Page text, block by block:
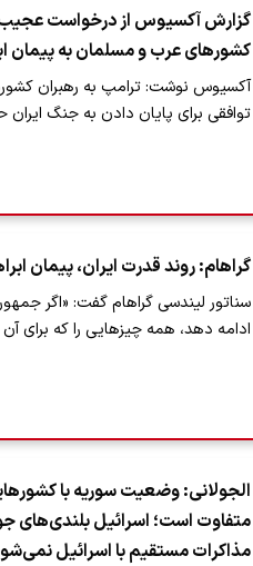
گزارش آکسیوس از درخواست
کشورهای عرب و مسلمان به پیمان
آکسیوس نوشت: ترامپ به رهبران
توافقی برای پایان دادن به جنگ
گراهام: روند قدرت ایران، پیمان
سناتور لیندسی گراهام گفت: «اگر
ادامه دهد، همه چیزهایی را که برای
الجولانی: وضعیت سوریه با
متفاوت است؛ اسرائیل بلندی‌های
مذاکرات مستقیم با اسرائیل